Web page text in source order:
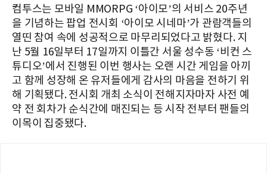
컴투스는 모바일 MMORPG ‘아이모’의 서비스 20주년
을 기념하는 팝업 전시회 ‘아이모 시네마’가 관람객들의
열띤 참여 속에 성공적으로 마무리되었다고 밝혔다. 지
난 5월 16일부터 17일까지 이틀간 서울 성수동 ‘비컨 스
튜디오’에서 진행된 이번 행사는 오랜 시간 게임을 아끼
고 함께 성장해 온 유저들에게 감사의 마음을 전하기 위
해 기획됐다. 전시회 개최 소식이 전해지자마자 사전 예
약 전 회차가 순식간에 매진되는 등 시작 전부터 팬들의
이목이 집중됐다.